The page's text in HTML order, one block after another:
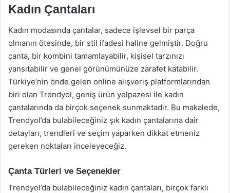
Kadın Çantaları
Kadın modasında çantalar, sadece işlevsel bir parça
olmanın ötesinde, bir stil ifadesi haline gelmiştir. Doğru
çanta, bir kombini tamamlayabilir, kişisel tarzınızı
yansıtabilir ve genel görünümünüze zarafet katabilir.
Türkiye’nin önde gelen online alışveriş platformlarından
biri olan Trendyol, geniş ürün yelpazesi ile kadın
çantalarında da birçok seçenek sunmaktadır. Bu makalede,
Trendyol’da bulabileceğiniz şık kadın çantalarına dair
detayları, trendleri ve seçim yaparken dikkat etmeniz
gereken noktaları inceleyeceğiz.
Çanta Türleri ve Seçenekler
Trendyol’da bulabileceğiniz kadın çantaları, birçok farklı